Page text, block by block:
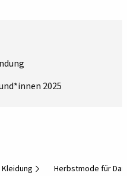
2025
Herbstmode für